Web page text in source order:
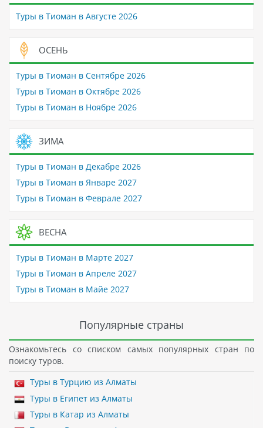
Туры в Тиоман в Августе 2026
ОСЕНЬ
Туры в Тиоман в Сентябре 2026
Туры в Тиоман в Октябре 2026
Туры в Тиоман в Ноябре 2026
ЗИМА
Туры в Тиоман в Декабре 2026
Туры в Тиоман в Январе 2027
Туры в Тиоман в Феврале 2027
ВЕСНА
Туры в Тиоман в Марте 2027
Туры в Тиоман в Апреле 2027
Туры в Тиоман в Майе 2027
Популярные страны
Ознакомьтесь со списком самых популярных стран по
поиску туров.
Туры в Турцию из Алматы
Туры в Египет из Алматы
Туры в Катар из Алматы